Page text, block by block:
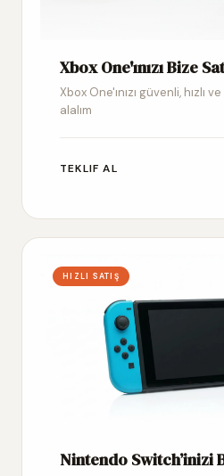
Xbox One'ınızı Bize
Xbox One'ınızı güvenli, hızlı
alalım
TEKLIF AL
HIZLI SATIŞ
Nintendo Switch’inizi